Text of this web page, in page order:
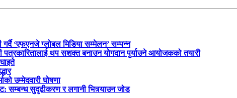
‘एफएनजे ग्लोबल मिडिया सम्मेलन’ सम्पन्न
थप सशक्त बनाउन योगदान पुर्याउने आयोजकको तयारी
उम्मेदवारी घोषणा
सम्बन्ध सुदृढीकरण र लगानी भित्र्याउन जोड